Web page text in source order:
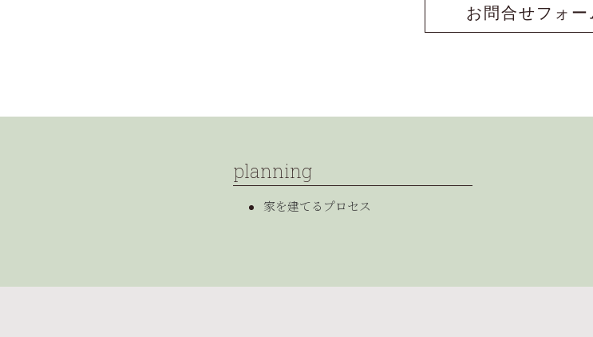
お問合せフォー
planning
家を建てるプロセス